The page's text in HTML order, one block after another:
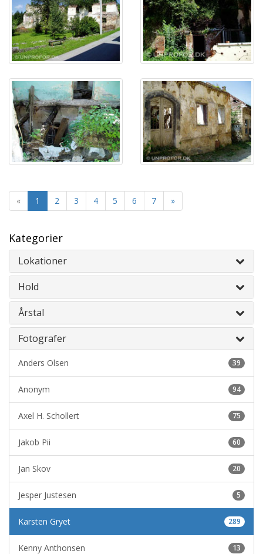
« 1 2 3 4 5 6 7 »
Kategorier
Lokationer
Hold
Årstal
Fotografer
39
Anders Olsen
94
Anonym
75
Axel H. Schollert
60
Jakob Pii
20
Jan Skov
5
Jesper Justesen
289
Karsten Gryet
13
Kenny Anthonsen